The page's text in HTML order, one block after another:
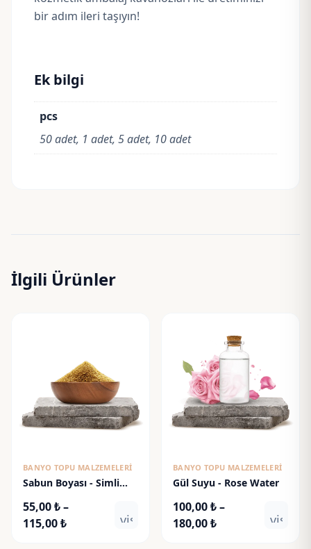
bir adım ileri taşıyın!
Ek bilgi
pcs
50 adet, 1 adet, 5 adet, 10 adet
İlgili Ürünler
BANYO TOPU MALZEMELERI
Sabun Boyası - Simli
55,00₺–
115,00₺Fiyat
visibility
BANYO TOPU MALZEMELERI
Gül Suyu - Rose Water
100,00₺–
180,00₺Fiyat